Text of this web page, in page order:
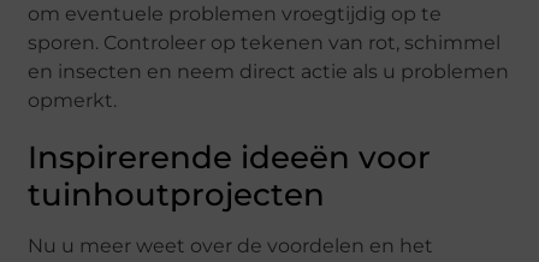
om eventuele problemen vroegtijdig op te
sporen. Controleer op tekenen van rot, schimmel
en insecten en neem direct actie als u problemen
opmerkt.
Inspirerende ideeën voor
tuinhoutprojecten
Nu u meer weet over de voordelen en het